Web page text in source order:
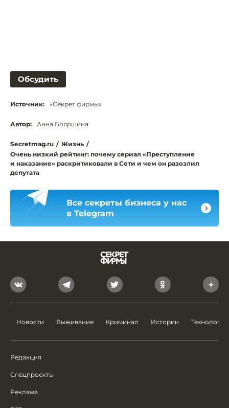
Обсудить
Источник: «Секрет фирмы»
Автор: Анна Бояршина
Secretmag.ru / Жизнь /
Очень низкий рейтинг: почему сериал «Преступление
и наказание» раскритиковали в Сети и чем он разозлил
депутата
Все секреты бизнеса у нас
в Telegram
Новости Выживание Криминал Истории Технологии
Редакция
Спецпроекты
Реклама